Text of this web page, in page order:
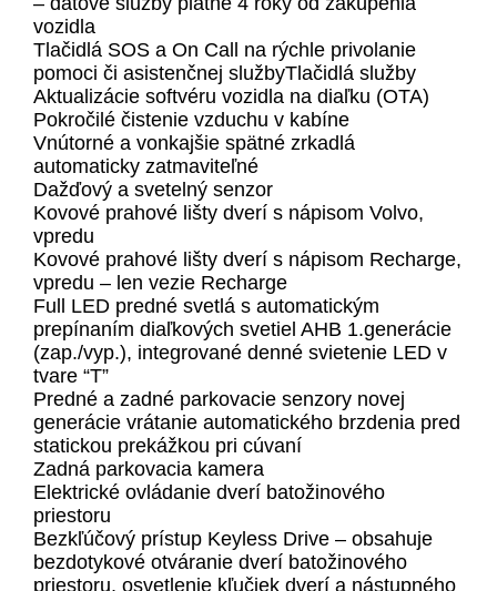
vozidla
Tlačidlá SOS a On Call na rýchle privolanie
pomoci či asistenčnej službyTlačidlá služby
Aktualizácie softvéru vozidla na diaľku (OTA)
Pokročilé čistenie vzduchu v kabíne
Vnútorné a vonkajšie spätné zrkadlá
automaticky zatmaviteľné
Dažďový a svetelný senzor
Kovové prahové lišty dverí s nápisom Volvo,
vpredu
Kovové prahové lišty dverí s nápisom Recharge,
vpredu – len vezie Recharge
Full LED predné svetlá s automatickým
prepínaním diaľkových svetiel AHB 1.generácie
(zap./vyp.), integrované denné svietenie LED v
tvare “T”
Predné a zadné parkovacie senzory novej
generácie vrátanie automatického brzdenia pred
statickou prekážkou pri cúvaní
Zadná parkovacia kamera
Elektrické ovládanie dverí batožinového
priestoru
Bezkľúčový prístup Keyless Drive – obsahuje
bezdotykové otváranie dverí batožinového
priestoru, osvetlenie kľučiek dverí a nástupného